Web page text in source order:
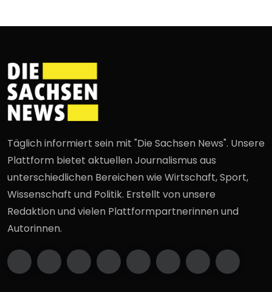
Täglich informiert sein mit "Die Sachsen News". Unsere
Plattform bietet aktuellen Journalismus aus
unterschiedlichen Bereichen wie Wirtschaft, Sport,
Wissenschaft und Politik. Erstellt von unsere
Redaktion und vielen Plattformpartnerinnen und
Autorinnen.